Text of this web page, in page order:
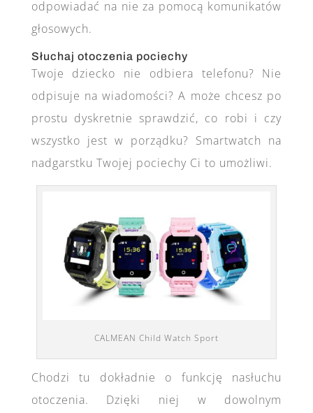
odpowiadać na nie za pomocą komunikatów
głosowych.
Słuchaj otoczenia pociechy
Twoje dziecko nie odbiera telefonu? Nie
odpisuje na wiadomości? A może chcesz po
prostu dyskretnie sprawdzić, co robi i czy
wszystko jest w porządku? Smartwatch na
nadgarstku Twojej pociechy Ci to umożliwi.
CALMEAN Child Watch Sport
Chodzi tu dokładnie o funkcję nasłuchu
otoczenia. Dzięki niej w dowolnym